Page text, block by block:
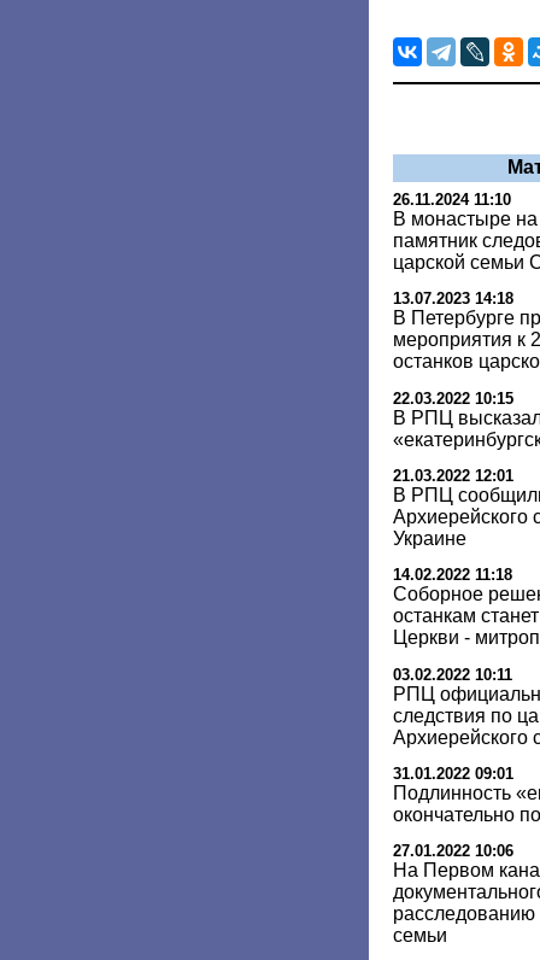
26.11.2024 11:10
В монастыре
памятник
царской семьи
13.07.2023 14:18
В Петербурге
мероприятия к
останков
22.03.2022 10:15
В РПЦ
21.03.2022 12:01
В РПЦ
Архиерейского
Украине
14.02.2022 11:18
Соборное
останкам
Церкви -
03.02.2022 10:11
РПЦ
следствия по
Архиерейского
31.01.2022 09:01
Подлинность
окончательно
27.01.2022 10:06
На Первом
расследованию
семьи